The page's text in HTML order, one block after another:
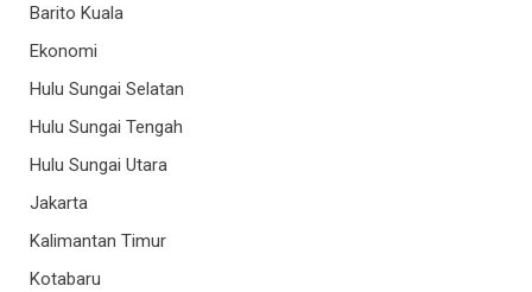
Barito Kuala
Ekonomi
Hulu Sungai Selatan
Hulu Sungai Tengah
Hulu Sungai Utara
Jakarta
Kalimantan Timur
Kotabaru